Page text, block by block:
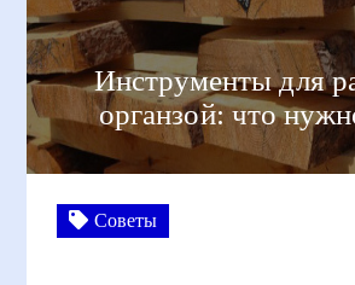
Инструменты для
органзой: что
Советы